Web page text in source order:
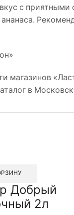
с приятными
магазинов
в
Добрый
2л